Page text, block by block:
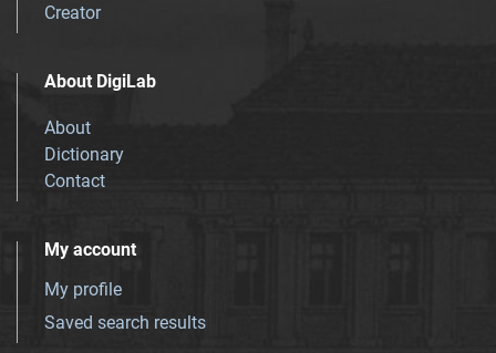
Creator
About DigiLab
About
Dictionary
Contact
My account
My profile
Saved search results